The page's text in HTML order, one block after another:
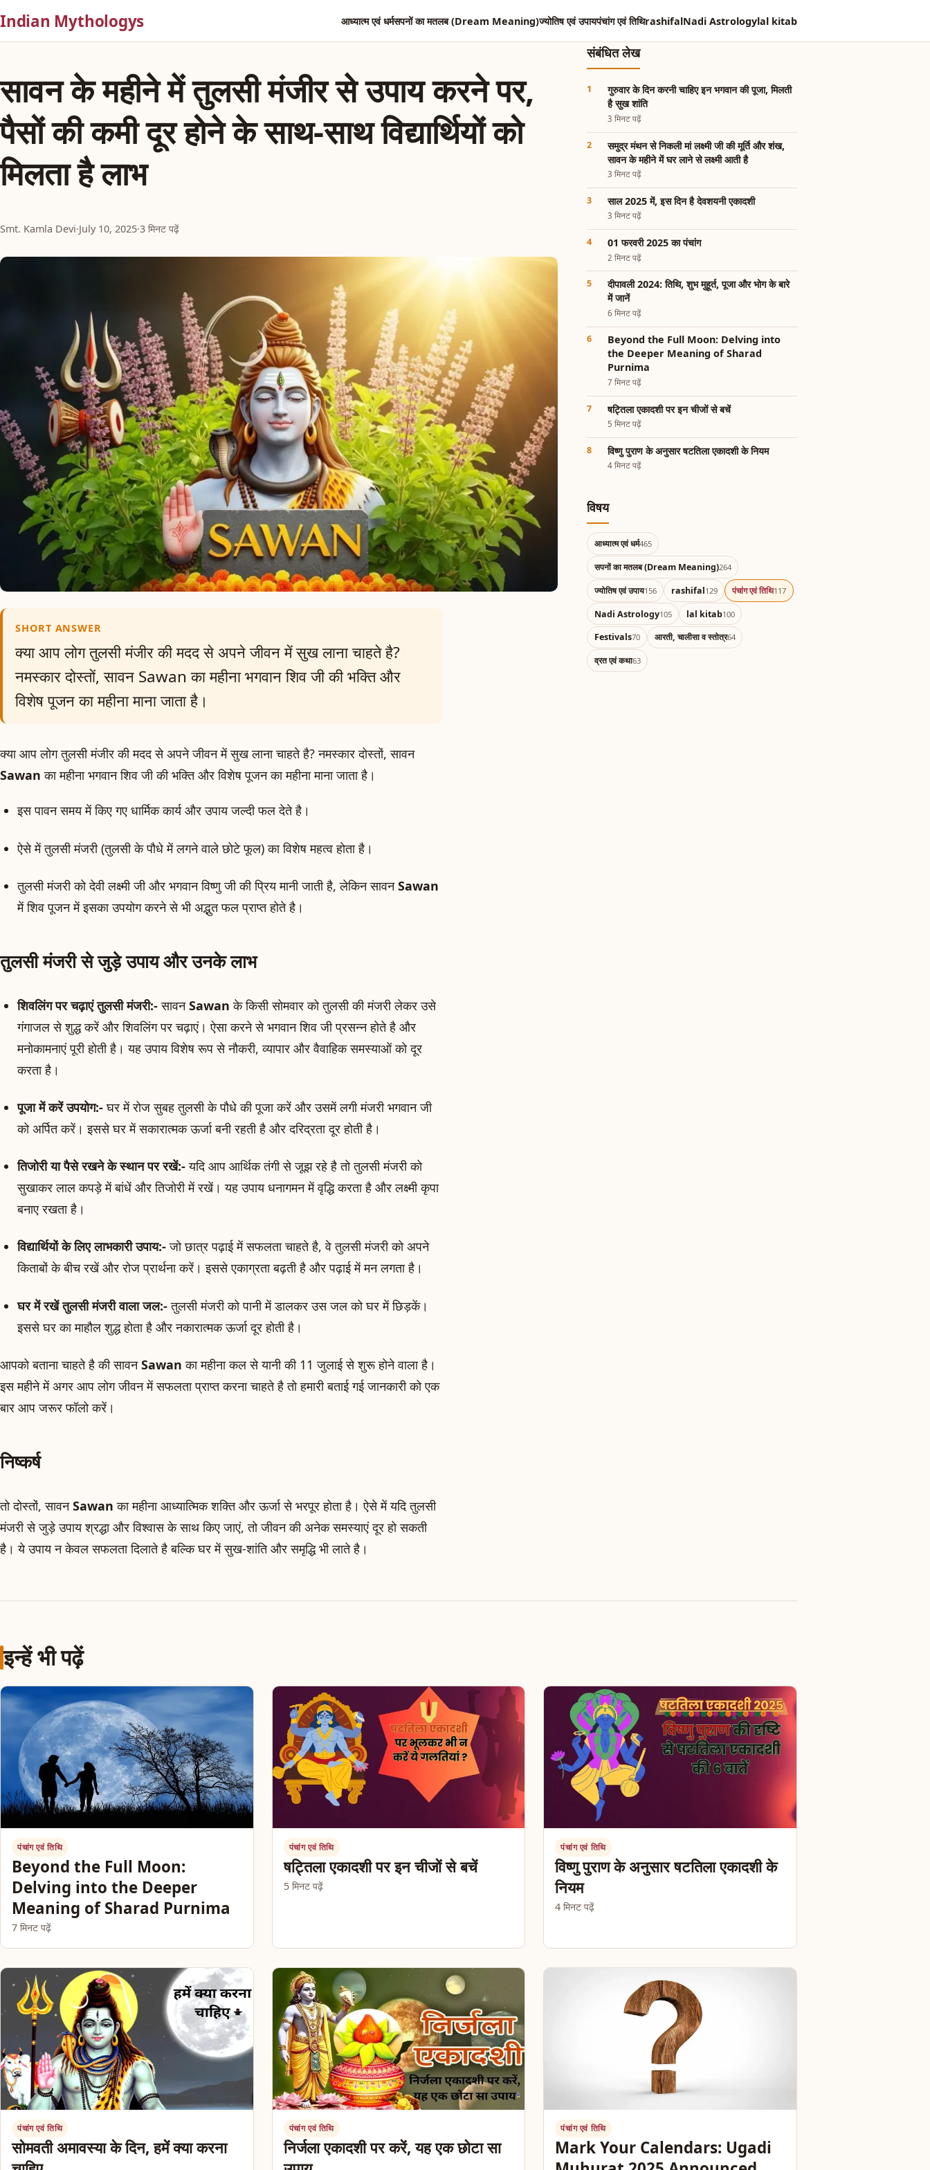
Indian Mythologys आध्यात्म एवं धर्मसपनों का मतलब (Dream Meaning)ज्योतिष एवं उपायपंचांग एवं तिथिrashifalNadi Astrologylal kitab
सावन के महीने में तुलसी मंजीर से उपाय करने पर,
पैसों की कमी दूर होने के साथ-साथ विद्यार्थियों को
मिलता है लाभ
Smt. Kamla Devi·July 10, 2025·3 मिनट पढ़ें
SHORT ANSWER
क्या आप लोग तुलसी मंजीर की मदद से अपने जीवन में सुख लाना चाहते है?
नमस्कार दोस्तों, सावन Sawan का महीना भगवान शिव जी की भक्ति और
विशेष पूजन का महीना माना जाता है।
क्या आप लोग तुलसी मंजीर की मदद से अपने जीवन में सुख लाना चाहते है? नमस्कार दोस्तों, सावन
Sawanका महीना भगवान शिव जी की भक्ति और विशेष पूजन का महीना माना जाता है।
इस पावन समय में किए गए धार्मिक कार्य और उपाय जल्दी फल देते है।
ऐसे में तुलसी मंजरी (तुलसी के पौधे में लगने वाले छोटे फूल) का विशेष महत्व होता है।
तुलसी मंजरी को देवी लक्ष्मी जी और भगवान विष्णु जी की प्रिय मानी जाती है, लेकिन सावनSawan
में शिव पूजन में इसका उपयोग करने से भी अद्भुत फल प्राप्त होते है।
तुलसी मंजरी से जुड़े उपाय और उनके लाभ
शिवलिंग पर चढ़ाएं तुलसी मंजरी:-सावनSawanके किसी सोमवार को तुलसी की मंजरी लेकर उसे
गंगाजल से शुद्ध करें और शिवलिंग पर चढ़ाएं। ऐसा करने से भगवान शिव जी प्रसन्न होते है और
मनोकामनाएं पूरी होती है। यह उपाय विशेष रूप से नौकरी, व्यापार और वैवाहिक समस्याओं को दूर
करता है।
पूजा में करें उपयोग:-घर में रोज सुबह तुलसी के पौधे की पूजा करें और उसमें लगी मंजरी भगवान जी
को अर्पित करें। इससे घर में सकारात्मक ऊर्जा बनी रहती है और दरिद्रता दूर होती है।
तिजोरी या पैसे रखने के स्थान पर रखें:-यदि आप आर्थिक तंगी से जूझ रहे है तो तुलसी मंजरी को
सुखाकर लाल कपड़े में बांधें और तिजोरी में रखें। यह उपाय धनागमन में वृद्धि करता है और लक्ष्मी कृपा
बनाए रखता है।
विद्यार्थियों के लिए लाभकारी उपाय:-जो छात्र पढ़ाई में सफलता चाहते है, वे तुलसी मंजरी को अपने
किताबों के बीच रखें और रोज प्रार्थना करें। इससे एकाग्रता बढ़ती है और पढ़ाई में मन लगता है।
घर में रखें तुलसी मंजरी वाला जल:-तुलसी मंजरी को पानी में डालकर उस जल को घर में छिड़कें।
इससे घर का माहौल शुद्ध होता है और नकारात्मक ऊर्जा दूर होती है।
आपको बताना चाहते है की सावनSawanका महीना कल से यानी की 11 जुलाई से शुरू होने वाला है।
इस महीने में अगर आप लोग जीवन में सफलता प्राप्त करना चाहते है तो हमारी बताई गई जानकारी को एक
बार आप जरूर फॉलो करें।
निष्कर्ष
तो दोस्तों, सावनSawanका महीना आध्यात्मिक शक्ति और ऊर्जा से भरपूर होता है। ऐसे में यदि तुलसी
मंजरी से जुड़े उपाय श्रद्धा और विश्वास के साथ किए जाएं, तो जीवन की अनेक समस्याएं दूर हो सकती
है। ये उपाय न केवल सफलता दिलाते है बल्कि घर में सुख-शांति और समृद्धि भी लाते है।
संबंधित लेख
गुरुवार के दिन करनी चाहिए इन भगवान की पूजा, मिलती
है सुख शांति
3 मिनट पढ़ें
समुद्र मंथन से निकली मां लक्ष्मी जी की मूर्ति और शंख,
सावन के महीने में घर लाने से लक्ष्मी आती है
3 मिनट पढ़ें
साल 2025 में, इस दिन है देवशयनी एकादशी
3 मिनट पढ़ें
01 फरवरी 2025 का पंचांग
2 मिनट पढ़ें
दीपावली 2024: तिथि, शुभ मुहूर्त, पूजा और भोग के बारे
में जानें
6 मिनट पढ़ें
Beyond the Full Moon: Delving into
the Deeper Meaning of Sharad
Purnima
7 मिनट पढ़ें
षट्तिला एकादशी पर इन चीजों से बचें
5 मिनट पढ़ें
विष्णु पुराण के अनुसार षटतिला एकादशी के नियम
4 मिनट पढ़ें
विषय
आध्यात्म एवं धर्म465
सपनों का मतलब (Dream Meaning)264
ज्योतिष एवं उपाय156 rashifal129 पंचांग एवं तिथि117
Nadi Astrology105 lal kitab100
Festivals70 आरती, चालीसा व स्तोत्र64
व्रत एवं कथा63
इन्हें भी पढ़ें
पंचांग एवं तिथि
Beyond the Full Moon:
Delving into the Deeper
Meaning of Sharad Purnima
7 मिनट पढ़ें
पंचांग एवं तिथि
षट्तिला एकादशी पर इन चीजों से बचें
5 मिनट पढ़ें
पंचांग एवं तिथि
विष्णु पुराण के अनुसार षटतिला एकादशी के
नियम
4 मिनट पढ़ें
पंचांग एवं तिथि
सोमवती अमावस्या के दिन, हमें क्या करना
पंचांग एवं तिथि
निर्जला एकादशी पर करें, यह एक छोटा सा
पंचांग एवं तिथि
Mark Your Calendars: Ugadi